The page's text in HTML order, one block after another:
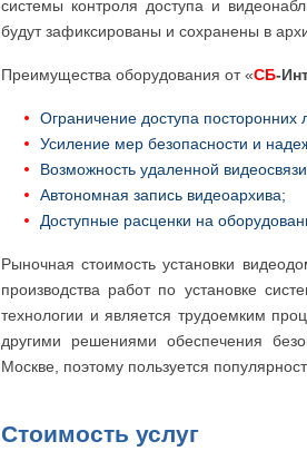
системы контроля доступа и
будут зафиксированы и сохранены в
Преимущества оборудования от «СБ-
Ограничение доступа посторонних
Усиление мер безопасности и
Возможность удаленной
Автономная запись видеоархива;
Доступные расценки на
Рыночная стоимость установки
производства работ по установке
технологии и является трудоемким
другими решениями обеспечения
Москве, поэтому пользуется
Стоимость услуг